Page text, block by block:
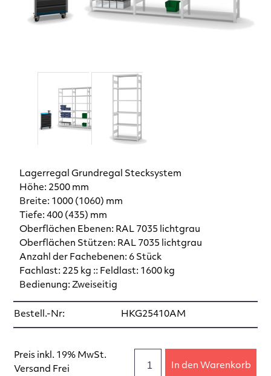
Lagerregal Grundregal Stecksystem
Höhe: 2500 mm
Breite: 1000 (1060) mm
Tiefe: 400 (435) mm
Oberflächen Ebenen: RAL 7035 lichtgrau
Oberflächen Stützen: RAL 7035 lichtgrau
Anzahl der Fachebenen: 6 Stück
Fachlast: 225 kg :: Feldlast: 1600 kg
Bedienung: Zweiseitig
Bestell.-Nr: HKG25410AM
Preis inkl. 19% MwSt.
Versand Frei
In den Warenkorb